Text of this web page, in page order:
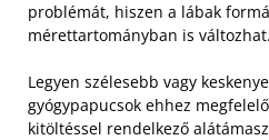
problémát, hiszen a lábak
mérettartományban is változhat.
Legyen szélesebb vagy
gyógypapucsok ehhez
kitöltéssel rendelkező